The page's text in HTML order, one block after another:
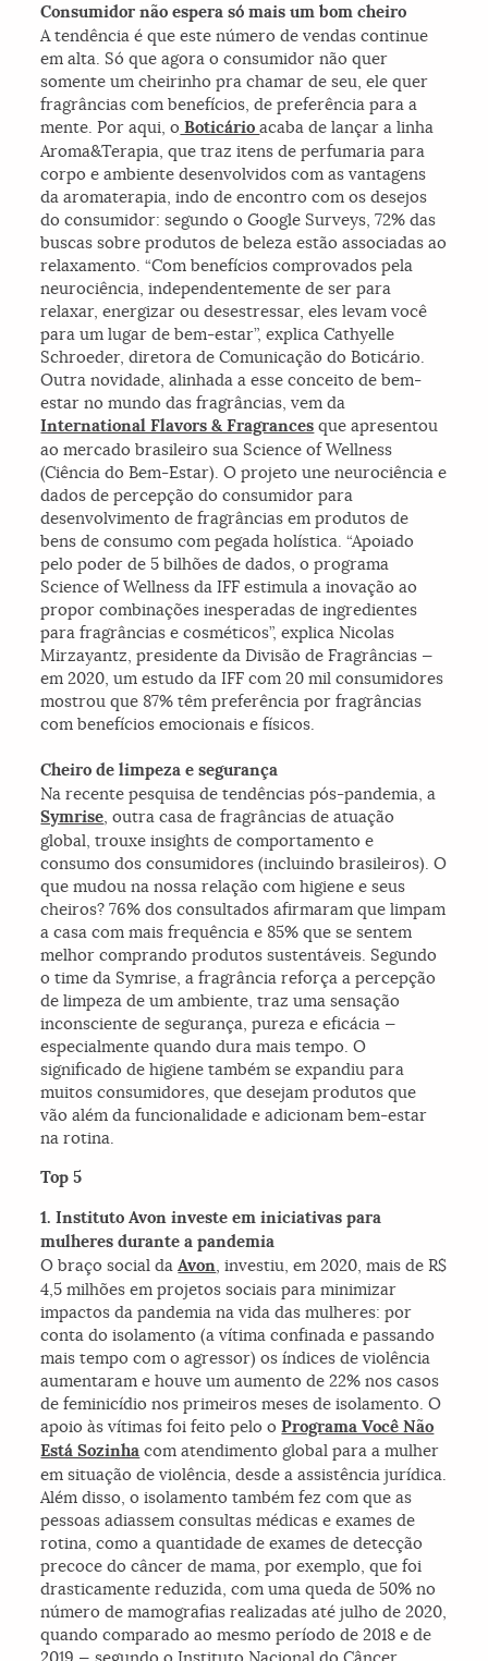
Consumidor não espera só mais um bom cheiro
A tendência é que este número de vendas continue
em alta. Só que agora o consumidor não quer
somente um cheirinho pra chamar de seu, ele quer
fragrâncias com benefícios, de preferência para a
mente. Por aqui, o Boticárioacaba de lançar a linha
Aroma&Terapia, que traz itens de perfumaria para
corpo e ambiente desenvolvidos com as vantagens
da aromaterapia, indo de encontro com os desejos
do consumidor: segundo o Google Surveys, 72% das
buscas sobre produtos de beleza estão associadas ao
relaxamento. “Com benefícios comprovados pela
neurociência, independentemente de ser para
relaxar, energizar ou desestressar, eles levam você
para um lugar de bem-estar”, explica Cathyelle
Schroeder, diretora de Comunicação do Boticário.
Outra novidade, alinhada a esse conceito de bem-
estar no mundo das fragrâncias, vem da
International Flavors & Fragrances que apresentou
ao mercado brasileiro sua Science of Wellness
(Ciência do Bem-Estar). O projeto une neurociência e
dados de percepção do consumidor para
desenvolvimento de fragrâncias em produtos de
bens de consumo com pegada holística. “Apoiado
pelo poder de 5 bilhões de dados, o programa
Science of Wellness da IFF estimula a inovação ao
propor combinações inesperadas de ingredientes
para fragrâncias e cosméticos”, explica Nicolas
Mirzayantz, presidente da Divisão de Fragrâncias —
em 2020, um estudo da IFF com 20 mil consumidores
mostrou que 87% têm preferência por fragrâncias
com benefícios emocionais e físicos.
Cheiro de limpeza e segurança
Na recente pesquisa de tendências pós-pandemia, a
Symrise, outra casa de fragrâncias de atuação
global, trouxe insights de comportamento e
consumo dos consumidores (incluindo brasileiros). O
que mudou na nossa relação com higiene e seus
cheiros? 76% dos consultados afirmaram que limpam
a casa com mais frequência e 85% que se sentem
melhor comprando produtos sustentáveis. Segundo
o time da Symrise, a fragrância reforça a percepção
de limpeza de um ambiente, traz uma sensação
inconsciente de segurança, pureza e eficácia —
especialmente quando dura mais tempo. O
significado de higiene também se expandiu para
muitos consumidores, que desejam produtos que
vão além da funcionalidade e adicionam bem-estar
na rotina.
Top 5
1. Instituto Avon investe em iniciativas para
mulheres durante a pandemia
O braço social daAvon, investiu, em 2020, mais de R$
4,5 milhões em projetos sociais para minimizar
impactos da pandemia na vida das mulheres: por
conta do isolamento (a vítima confinada e passando
mais tempo com o agressor) os índices de violência
aumentaram e houve um aumento de 22% nos casos
de feminicídio nos primeiros meses de isolamento. O
apoio às vítimas foi feito pelo oPrograma Você Não
Está Sozinha com atendimento global para a mulher
em situação de violência, desde a assistência jurídica.
Além disso, o isolamento também fez com que as
pessoas adiassem consultas médicas e exames de
rotina, como a quantidade de exames de detecção
precoce do câncer de mama, por exemplo, que foi
drasticamente reduzida, com uma queda de 50% no
número de mamografias realizadas até julho de 2020,
quando comparado ao mesmo período de 2018 e de